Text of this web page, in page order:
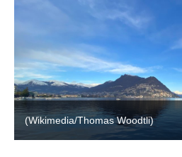
(Wikimedia/Thomas Woodtli)